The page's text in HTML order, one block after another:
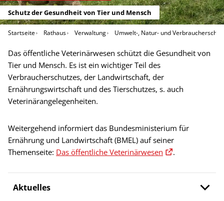
Schutz der Gesundheit von Tier und Mensch
Startseite Rathaus Verwaltung Umwelt-, Natur- und
Das öffentliche Veterinärwesen schützt die Gesundheit von
Tier und Mensch. Es ist ein wichtiger Teil des
Verbraucherschutzes, der Landwirtschaft, der
Ernährungswirtschaft und des Tierschutzes, s. auch
Veterinärangelegenheiten.
Weitergehend informiert das Bundesministerium für
Ernährung und Landwirtschaft (BMEL) auf seiner
Themenseite: Das öffentliche Veterinärwesen .
Aktuelles